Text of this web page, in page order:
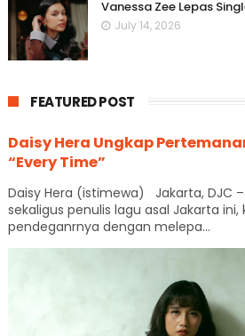
Vanessa Zee Lepas
July 14, 2026
FEATURED POST
Daisy Hera Ungkap
“Every Time”
Daisy Hera (istimewa) Jakarta, DJC –
sekaligus penulis lagu asal Jakarta
pendeganrnya dengan melepa...